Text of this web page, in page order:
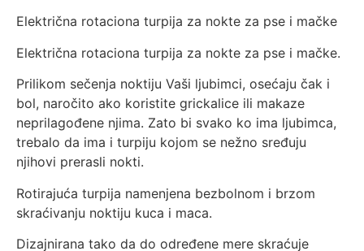
Električna rotaciona turpija za nokte za pse i mačke
Električna rotaciona turpija za nokte za pse i mačke.
Prilikom sečenja noktiju Vaši ljubimci, osećaju čak i
bol, naročito ako koristite grickalice ili makaze
neprilagođene njima. Zato bi svako ko ima ljubimca,
trebalo da ima i turpiju kojom se nežno sređuju
njihovi prerasli nokti.
Rotirajuća turpija namenjena bezbolnom i brzom
skraćivanju noktiju kuca i maca.
Dizajnirana tako da do određene mere skraćuje